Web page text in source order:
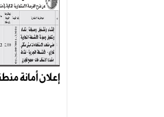
إعلان أمانة